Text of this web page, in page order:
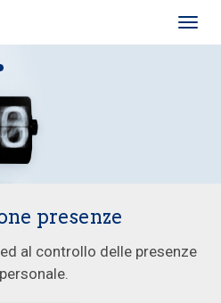
presenze
al controllo delle presenze